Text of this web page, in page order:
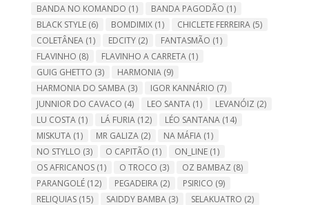
BANDA NO KOMANDO (1) BANDA PAGODÃO (1)
BLACK STYLE(6) BOMDIMIX(1) CHICLETE FERREIRA(5)
COLETÂNEA(1) EDCITY(2) FANTASMÃO (1)
FLAVINHO (8) FLAVINHO A CARRETA(1)
GUIG GHETTO (3) HARMONIA(9)
HARMONIA DO SAMBA(3) IGOR KANNÁRIO (7)
JUNNIOR DO CAVACO (4) LEO SANTA(1) LEVANÓIZ (2)
LU COSTA(1) LÁ FURIA(12) LÉO SANTANA(14)
MISKUTA(1) MR GALIZA(2) NA MÁFIA(1)
NO STYLLO (3) O CAPITÃO (1) ON_LINE(1)
OS AFRICANOS(1) O TROCO (3) OZ BAMBAZ (8)
PARANGOLÉ(12) PEGADEIRA(2) PSIRICO (9)
RELIQUIAS(15) SAIDDY BAMBA(3) SELAKUATRO (2)